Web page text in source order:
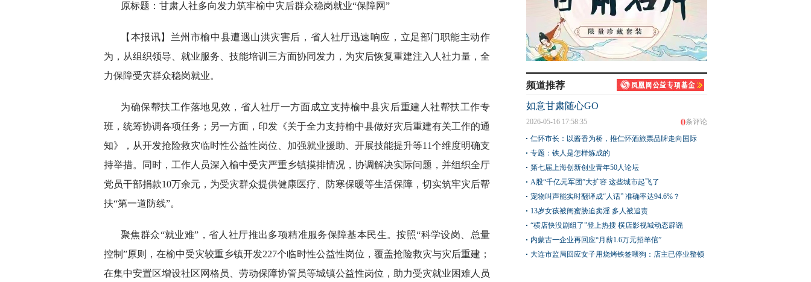
原标题：甘肃人社多向发力筑牢榆中灾后群众稳岗就业“保障网”
【本报讯】兰州市榆中县遭遇山洪灾害后，省人社厅迅速响应，立足部门职能主动作
为，从组织领导、就业服务、技能培训三方面协同发力，为灾后恢复重建注入人社力量，全
力保障受灾群众稳岗就业。
为确保帮扶工作落地见效，省人社厅一方面成立支持榆中县灾后重建人社帮扶工作专
班，统筹协调各项任务；另一方面，印发《关于全力支持榆中县做好灾后重建有关工作的通
知》，从开发抢险救灾临时性公益性岗位、加强就业援助、开展技能提升等11个维度明确支
持举措。同时，工作人员深入榆中受灾严重乡镇摸排情况，协调解决实际问题，并组织全厅
党员干部捐款10万余元，为受灾群众提供健康医疗、防寒保暖等生活保障，切实筑牢灾后帮
扶“第一道防线”。
聚焦群众“就业难”，省人社厅推出多项精准服务保障基本民生。按照“科学设岗、总量
控制”原则，在榆中受灾较重乡镇开发227个临时性公益性岗位，覆盖抢险救灾与灾后重建；
在集中安置区增设社区网格员、劳动保障协管员等城镇公益性岗位，助力受灾就业困难人员
频道推荐
如意甘肃随心GO
0条评论
2026-05-16 17:58:35
仁怀市长：以酱香为桥，推仁怀酒旅票品牌走向国际
专题：铁人是怎样炼成的
第七届上海创新创业青年50人论坛
A股“千亿元军团”大扩容 这些城市起飞了
宠物叫声能实时翻译成“人话” 准确率达94.6%？
13岁女孩被闺蜜胁迫卖淫 多人被追责
“横店快没剧组了”登上热搜 横店影视城动态辟谣
内蒙古一企业再回应“月薪1.6万元招羊倌”
大连市监局回应女子用烧烤铁签喂狗：店主已停业整顿